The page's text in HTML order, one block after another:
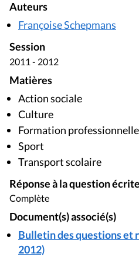
Auteurs
Françoise Schepmans
Session
2011 - 2012
Matières
Action sociale
Culture
Formation professionnelle
Sport
Transport scolaire
Réponse à la question écrite
Complète
Document(s) associé(s)
Bulletin des questions et
2012)